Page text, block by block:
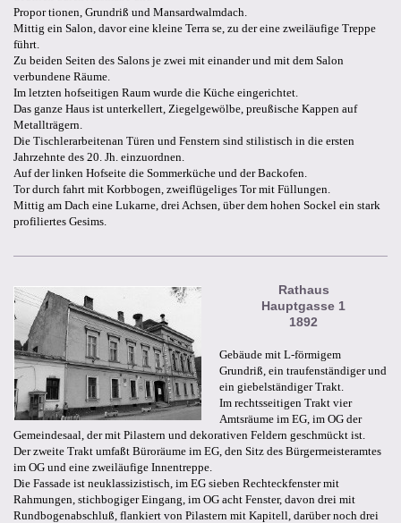
Propor tionen, Grundriß und Mansardwalmdach.
Mittig ein Salon, davor eine kleine Terra se, zu der eine zweiläufige Treppe
führt.
Zu beiden Seiten des Salons je zwei mit einander und mit dem Salon
verbundene Räume.
Im letzten hofseitigen Raum wurde die Küche eingerichtet.
Das ganze Haus ist unterkellert, Ziegelgewölbe, preußische Kappen auf
Metallträgern.
Die Tischlerarbeitenan Türen und Fenstern sind stilistisch in die ersten
Jahrzehnte des 20. Jh. einzuordnen.
Auf der linken Hofseite die Sommerküche und der Backofen.
Tor durch fahrt mit Korbbogen, zweiflügeliges Tor mit Füllungen.
Mittig am Dach eine Lukarne, drei Achsen, über dem hohen Sockel ein stark
profiliertes Gesims.
Rathaus
Hauptgasse 1
1892
Gebäude mit L-förmigem
Grundriß, ein traufenständiger und
ein giebelständiger Trakt.
Im rechtsseitigen Trakt vier
Amtsräume im EG, im OG der
Gemeindesaal, der mit Pilastern und dekorativen Feldern geschmückt ist.
Der zweite Trakt umfaßt Büroräume im EG, den Sitz des Bürgermeisteramtes
im OG und eine zweiläufige Innentreppe.
Die Fassade ist neuklassizistisch, im EG sieben Rechteckfenster mit
Rahmungen, stichbogiger Eingang, im OG acht Fenster, davon drei mit
Rundbogenabschluß, flankiert von Pilastern mit Kapitell, darüber noch drei